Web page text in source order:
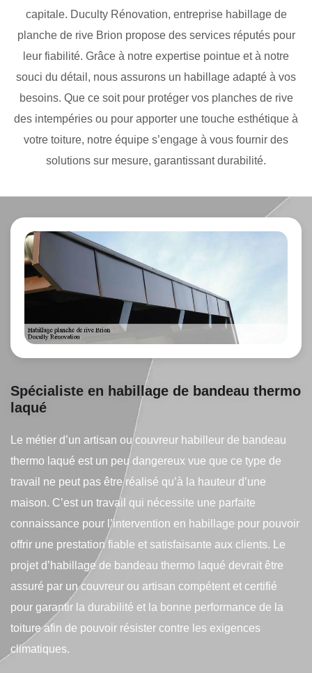
capitale. Duculty Rénovation, entreprise habillage de
planche de rive Brion propose des services réputés pour
leur fiabilité. Grâce à notre expertise pointue et à notre
souci du détail, nous assurons un habillage adapté à vos
besoins. Que ce soit pour protéger vos planches de rive
des intempéries ou pour apporter une touche esthétique à
votre toiture, notre équipe s’engage à vous fournir des
solutions sur mesure, garantissant durabilité.
Spécialiste en habillage de bandeau thermo
laqué
Le métier d’un artisan ou couvreur habilleur de bandeau
thermo laqué est un peu dangereux vue que ce type de
travail ne peut pas être réalisé qu’à la hauteur d’une
maison. C’est un travail qui nécessite une parfaite
connaissance pour l’intervention en habillage pour pouvoir
offrir une prestation fiable et satisfaisante aux clients. Le
projet d’habillage de bandeau thermo laqué devrait être
assuré par un couvreur ou artisan compétent et certifié
pour garantir la durabilité et la bonne performance de la
toiture afin de pouvoir résister contre les exigences
climatiques.